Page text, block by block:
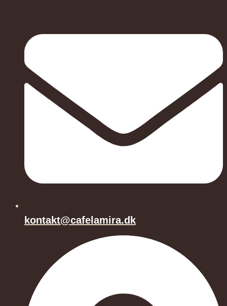
kontakt@cafelamira.dk